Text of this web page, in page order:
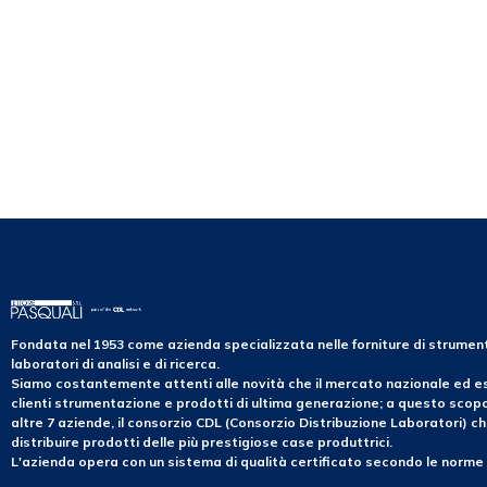
Fondata nel 1953 come azienda specializzata nelle forniture di
laboratori di analisi e di ricerca.
Siamo costantemente attenti alle novità che il mercato nazionale ed
clienti strumentazione e prodotti di ultima generazione; a questo
altre 7 aziende, il consorzio CDL (Consorzio Distribuzione Laboratori)
distribuire prodotti delle più prestigiose case produttrici.
L'azienda opera con un sistema di qualità certificato secondo le norme